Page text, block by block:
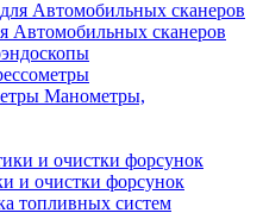
Автомобильных сканеров
Манометры,
и очистки форсунок